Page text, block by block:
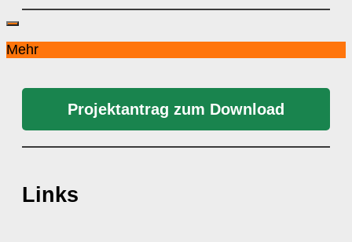
Mehr
Projektantrag zum Download
Links